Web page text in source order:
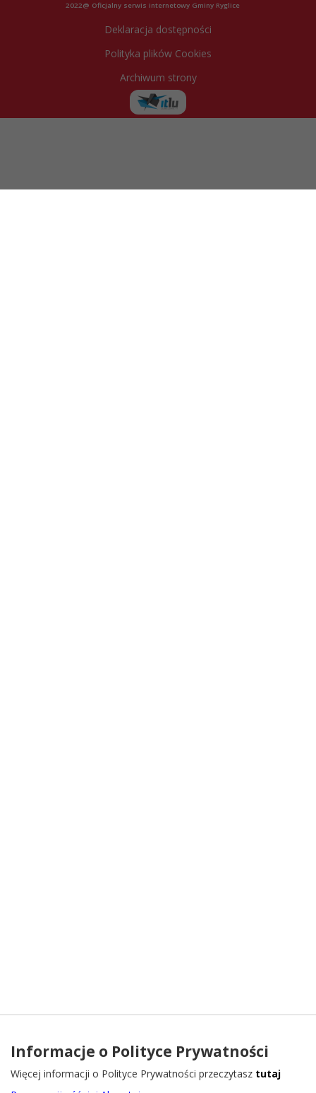
2022@ Oficjalny serwis internetowy Gminy Ryglice
Deklaracja dostępności
Polityka plików Cookies
Archiwum strony
Informacje o Polityce Prywatności
Więcej informacji o Polityce Prywatności przeczytasz tutaj